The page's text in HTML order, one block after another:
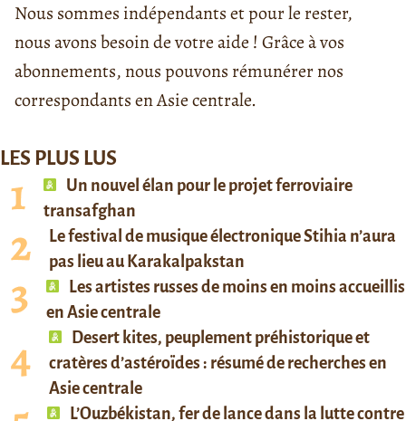
Nous sommes indépendants et pour le rester,
nous avons besoin de votre aide ! Grâce à vos
abonnements, nous pouvons rémunérer nos
correspondants en Asie centrale.
LES PLUS LUS
Un nouvel élan pour le projet ferroviaire
transafghan
Le festival de musique électronique Stihia n’aura
pas lieu au Karakalpakstan
Les artistes russes de moins en moins accueillis
en Asie centrale
Desert kites, peuplement préhistorique et
cratères d’astéroïdes : résumé de recherches en
Asie centrale
L’Ouzbékistan, fer de lance dans la lutte contre